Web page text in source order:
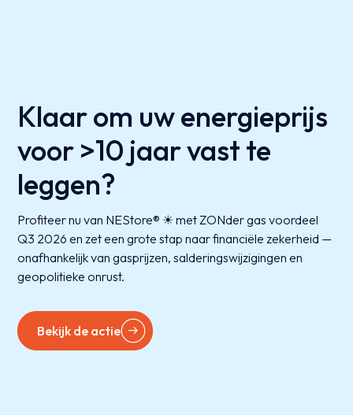
Klaar om uw energieprijs
voor >10 jaar vast te
leggen?
Profiteer nu van NEStore® ☀ met ZONder gas voordeel
Q3 2026 en zet een grote stap naar financiële zekerheid —
onafhankelijk van gasprijzen, salderingswijzigingen en
geopolitieke onrust.
Bekijk de actie